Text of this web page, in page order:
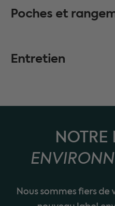
Poches et
Entretien
NOTRE
Nous sommes fiers de